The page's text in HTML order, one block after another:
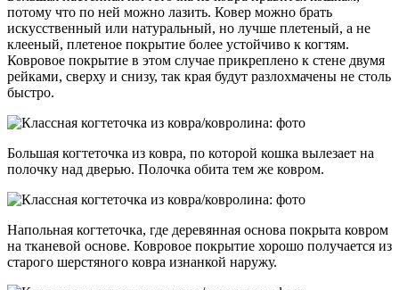
потому что по ней можно лазить. Ковер можно брать
искусственный или натуральный, но лучше плетеный, а не
клееный, плетеное покрытие более устойчиво к когтям.
Ковровое покрытие в этом случае прикреплено к стене двумя
рейками, сверху и снизу, так края будут разлохмачены не столь
быстро.
Большая когтеточка из ковра, по которой кошка вылезает на
полочку над дверью. Полочка обита тем же ковром.
Напольная когтеточка, где деревянная основа покрыта ковром
на тканевой основе. Ковровое покрытие хорошо получается из
старого шерстяного ковра изнанкой наружу.